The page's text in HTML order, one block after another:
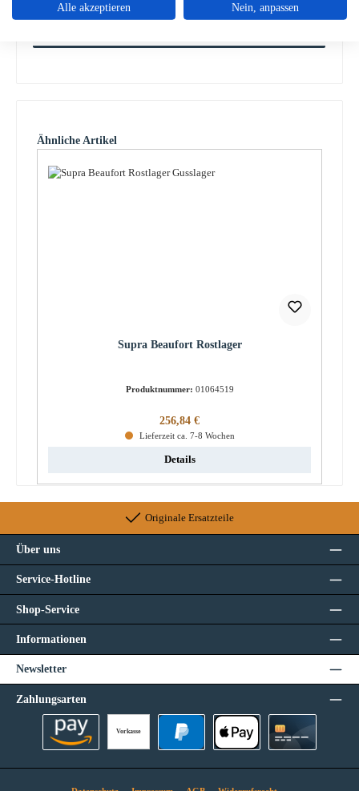
Produktgalerie überspringen
Ähnliche Artikel
Supra Beaufort Rostlager
Produktnummer: 01064519
Regulärer Preis:
256,84 €
Lieferzeit ca. 7-8 Wochen
Details
Originale Ersatzteile
Über uns
Service-Hotline
Shop-Service
Informationen
Newsletter
Zahlungsarten
Vorkasse
Alle akzeptieren Nein, anpassen